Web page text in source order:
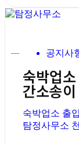
공지사
숙박업
간소송
숙박업소 출
탐정사무소